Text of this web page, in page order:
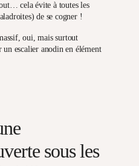
cela évite à toutes les
de se cogner !
oui, mais surtout
un escalier anodinen élément
sous les